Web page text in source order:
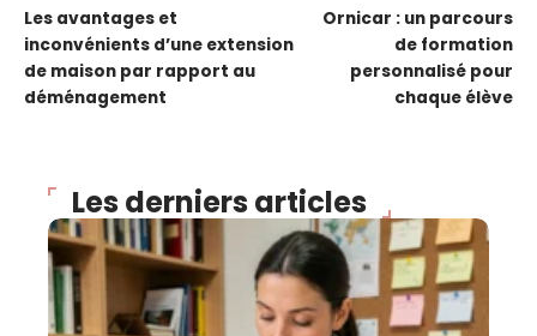
Les avantages et
inconvénients d’une extension
de maison par rapport au
déménagement
Ornicar : un parcours
de formation
personnalisé pour
chaque élève
Les derniers articles